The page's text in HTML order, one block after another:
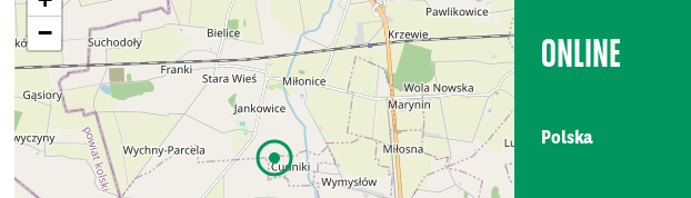
−
ONLINE
Polska